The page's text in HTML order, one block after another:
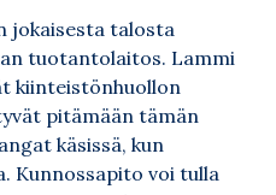
jokaisesta talosta
tuotantolaitos. Lammi
kiinteistönhuollon
pitämään tämän
käsissä, kun
Kunnossapito voi tulla